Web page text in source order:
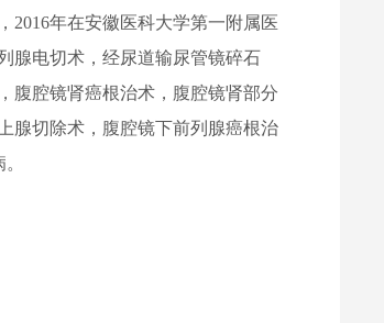
2016年在安徽医科大学第一附属医
腺电切术，经尿道输尿管镜碎石
腹腔镜肾癌根治术，腹腔镜肾部分
腺切除术，腹腔镜下前列腺癌根治